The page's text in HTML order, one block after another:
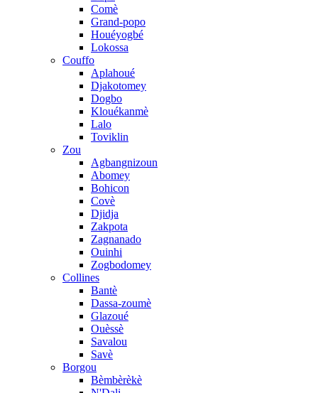
Comè
Grand-popo
Houéyogbé
Lokossa
Couffo
Aplahoué
Djakotomey
Dogbo
Klouékanmè
Lalo
Toviklin
Zou
Agbangnizoun
Abomey
Bohicon
Covè
Djidja
Zakpota
Zagnanado
Ouinhi
Zogbodomey
Collines
Bantè
Dassa-zoumè
Glazoué
Ouèssè
Savalou
Savè
Borgou
Bèmbèrèkè